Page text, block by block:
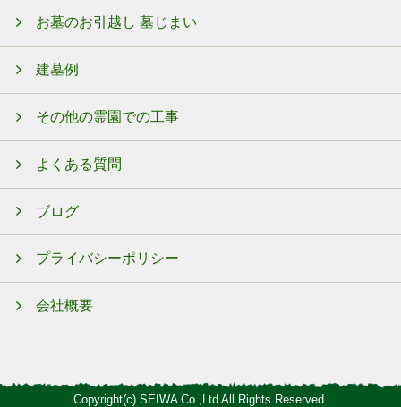
お墓のお引越し 墓じまい
建墓例
その他の霊園での工事
よくある質問
ブログ
プライバシーポリシー
会社概要
Copyright(c) SEIWA Co.,Ltd All Rights Reserved.